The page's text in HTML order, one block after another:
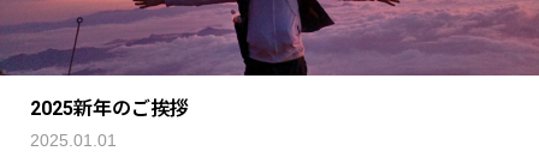
2025新年のご挨拶
2025.01.01